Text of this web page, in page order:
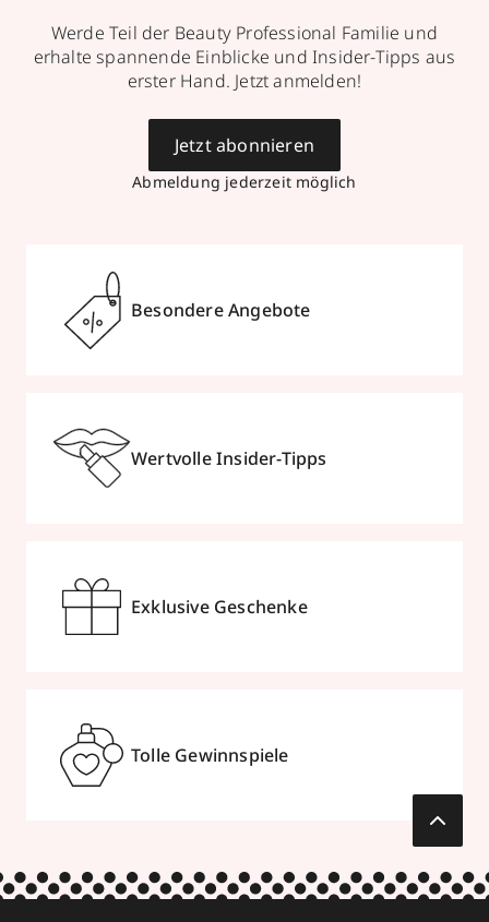
Werde Teil der Beauty Professional Familie und
erhalte spannende Einblicke und Insider-Tipps aus
erster Hand. Jetzt anmelden!
Abmeldung jederzeit möglich
Jetzt abonnieren
Besondere Angebote
Wertvolle Insider-Tipps
Exklusive Geschenke
Tolle Gewinnspiele